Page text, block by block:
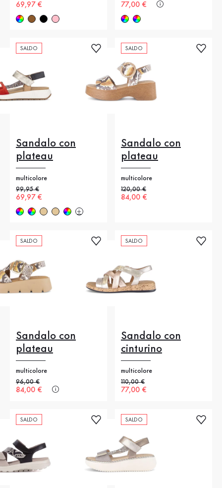
Nuovo prezzo
69,97 € Nuovo prezzo
77,00 €
SALDO
Sandalo con
plateau
multicolore
Prezzo precedente
99,95 €
Nuovo prezzo
69,97 €
SALDO
Sandalo con
plateau
multicolore
Prezzo precedente
120,00 €
Nuovo prezzo
84,00 €
SALDO
Sandalo con
plateau
multicolore
Prezzo precedente
96,00 €
Nuovo prezzo
84,00 €
SALDO
Sandalo con
cinturino
multicolore
Prezzo precedente
110,00 €
Nuovo prezzo
77,00 €
SALDO SALDO